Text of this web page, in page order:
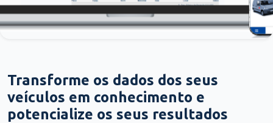
Transforme os dados dos seus
veículos em conhecimento e
potencialize os seus resultados